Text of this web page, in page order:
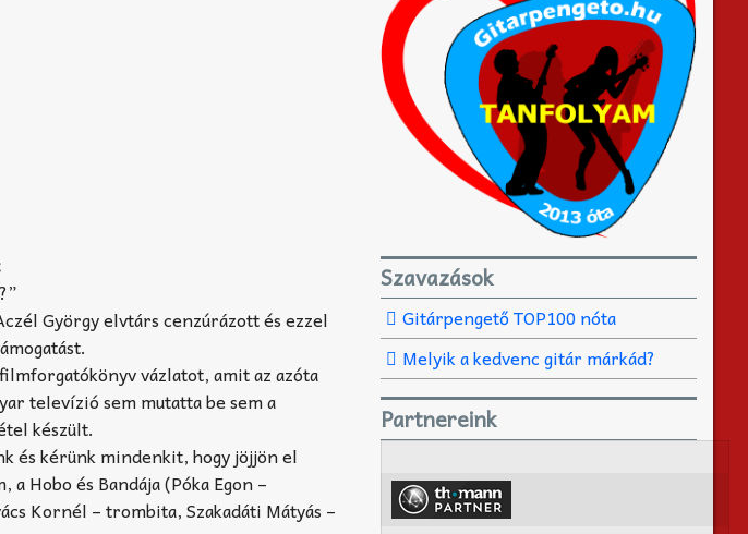
György elvtárs cenzúrázott és ezzel
vázlatot, amit az azóta
televízió sem mutatta be sem a
készült.
és kérünk mindenkit, hogy jöjjön el
Hobo és Bandája (Póka Egon –
Kornél – trombita, Szakadáti Mátyás –
Szavazások
Gitárpengető TOP100 nóta
Melyik a kedvenc gitár márkád?
Partnereink